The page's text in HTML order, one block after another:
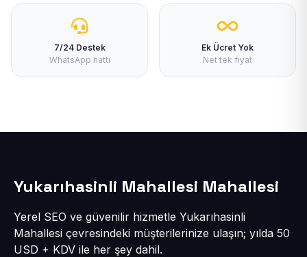
7/24 Destek
WhatsApp hattı
Ek Ücret Yok
Net tek fiyat
Yukarıhasinli Mahallesi Mahallesi
Yerel SEO ve güvenilir hizmetle Yukarıhasinli
Mahallesi çevresindeki müşterilerinize ulaşın; yılda 50
USD + KDV ile her şey dahil.